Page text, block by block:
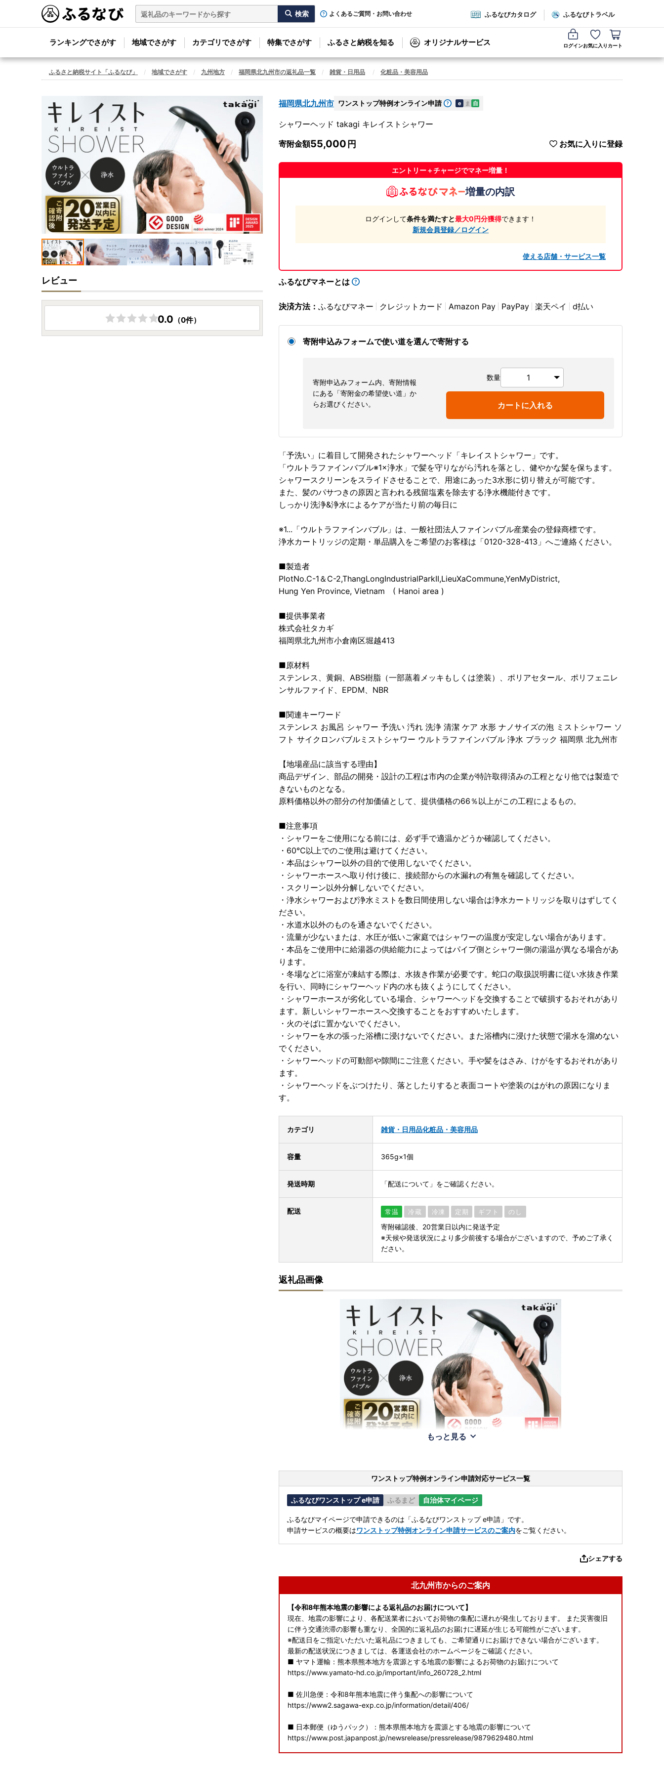
よくあるご質問・お問い合わせ ふるなびカタログ ふるなびトラベル
ランキングでさがす 地域でさがす カテゴリでさがす 特集でさがす ふるさと納税を知る オリジナルサービス ログインお気に入り カート
ふるさと納税サイト「ふるなび」 地域でさがす 九州地方 福岡県北九州市の返礼品一覧 雑貨・日用品 化粧品・美容用品
福岡県北九州市 ワンストップ特例オンライン申請 e ま 自
シャワーヘッド takagi キレイストシャワー
寄附金額55,000 お気に入りに登録
エントリー＋チャージでマネー増量！
増量の内訳
ログインして条件を満たすと最大0円分獲得できます！
新規会員登録／ログイン
使える店舗・サービス一覧
ふるなびマネーとは
決済方法： ふるなびマネー クレジットカード Amazon Pay PayPay 楽天ペイ d払い
寄附申込みフォームで使い道を選んで寄附する
寄附申込みフォーム内、寄附情報
にある「寄附金の希望使い道」か
らお選びください。
数量
カートに入れる
「予洗い」に着目して開発されたシャワーヘッド「キレイストシャワー」です。
「ウルトラファインバブル※1×浄水」で髪を守りながら汚れを落とし、健やかな髪を保ちます。
シャワースクリーンをスライドさせることで、用途にあった3水形に切り替えが可能です。
また、髪のパサつきの原因と言われる残留塩素を除去する浄水機能付きです。
しっかり洗浄&浄水によるケアが当たり前の毎日に
※1...「ウルトラファインバブル」は、一般社団法人ファインバブル産業会の登録商標です。
浄水カートリッジの定期・単品購入をご希望のお客様は「0120-328-413」へご連絡ください。
■製造者
PlotNo.C-1＆C-2,ThangLongIndustrialParkII,LieuXaCommune,YenMyDistrict,
Hung Yen Province, Vietnam ( Hanoi area )
■提供事業者
株式会社タカギ
福岡県北九州市小倉南区堀越413
■原材料
ステンレス、黄銅、ABS樹脂（一部蒸着メッキもしくは塗装）、ポリアセタール、ポリフェニレ
ンサルファイド、EPDM、NBR
■関連キーワード
ステンレス お風呂 シャワー 予洗い 汚れ 洗浄 清潔 ケア 水形 ナノサイズの泡 ミストシャワー ソ
フト サイクロンバブルミストシャワー ウルトラファインバブル 浄水 ブラック 福岡県 北九州市
【地場産品に該当する理由】
商品デザイン、部品の開発・設計の工程は市内の企業が特許取得済みの工程となり他では製造で
きないものとなる。
原料価格以外の部分の付加価値として、提供価格の66％以上がこの工程によるもの。
■注意事項
・シャワーをご使用になる前には、必ず手で適温かどうか確認してください。
・60℃以上でのご使用は避けてください。
・本品はシャワー以外の目的で使用しないでください。
・シャワーホースへ取り付け後に、接続部からの水漏れの有無を確認してください。
・スクリーン以外分解しないでください。
・浄水シャワーおよび浄水ミストを数日間使用しない場合は浄水カートリッジを取りはずしてく
ださい。
・水道水以外のものを通さないでください。
・流量が少ないまたは、水圧が低いご家庭ではシャワーの温度が安定しない場合があります。
・本品をご使用中に給湯器の供給能力によってはパイプ側とシャワー側の湯温が異なる場合があ
ります。
・冬場などに浴室が凍結する際は、水抜き作業が必要です。蛇口の取扱説明書に従い水抜き作業
を行い、同時にシャワーヘッド内の水も抜くようにしてください。
・シャワーホースが劣化している場合、シャワーヘッドを交換することで破損するおそれがあり
ます。新しいシャワーホースへ交換することをおすすめいたします。
・火のそばに置かないでください。
・シャワーを水の張った浴槽に浸けないでください。また浴槽内に浸けた状態で湯水を溜めない
でください。
・シャワーヘッドの可動部や隙間にご注意ください。手や髪をはさみ、けがをするおそれがあり
ます。
・シャワーヘッドをぶつけたり、落としたりすると表面コートや塗装のはがれの原因になりま
す。
カテゴリ 雑貨・日用品化粧品・美容用品
容量 365g×1個
発送時期 「配送について」をご確認ください。
配送 常温 冷蔵 冷凍 定期 ギフト のし
寄附確認後、20営業日以内に発送予定
※天候や発送状況により多少前後する場合がございますので、予めご了承く
ださい。
返礼品画像
もっと見る
ワンストップ特例オンライン申請対応サービス一覧
ふるなびワンストップ e申請 ふるまど 自治体マイページ
ふるなびマイページで申請できるのは「ふるなびワンストップ e申請」です。
申請サービスの概要はワンストップ特例オンライン申請サービスのご案内をご覧ください。
シェアする
北九州市からのご案内
【令和8年熊本地震の影響による返礼品のお届けについて】
現在、地震の影響により、各配送業者においてお荷物の集配に遅れが発生しております。 また災害復旧
に伴う交通渋滞の影響も重なり、全国的に返礼品のお届けに遅延が生じる可能性がございます。
※配送日をご指定いただいた返礼品につきましても、ご希望通りにお届けできない場合がございます。
最新の配送状況につきましては、各運送会社のホームページをご確認ください。
■ ヤマト運輸：熊本県熊本地方を震源とする地震の影響によるお荷物のお届けについて
https://www.yamato-hd.co.jp/important/info_260728_2.html
■ 佐川急便：令和8年熊本地震に伴う集配への影響について
https://www2.sagawa-exp.co.jp/information/detail/406/
■ 日本郵便（ゆうパック）：熊本県熊本地方を震源とする地震の影響について
https://www.post.japanpost.jp/newsrelease/pressrelease/9879629480.html
レビュー
0.0 （0件）